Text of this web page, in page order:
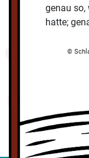
genau so,
hatte;
©